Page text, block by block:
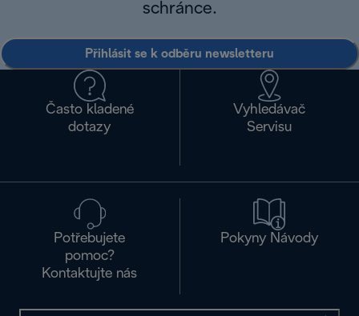
schránce.
Přihlásit se k odběru newsletteru
Často kladené
dotazy
Vyhledávač
Servisu
Potřebujete
pomoc?
Kontaktujte nás
Pokyny Návody